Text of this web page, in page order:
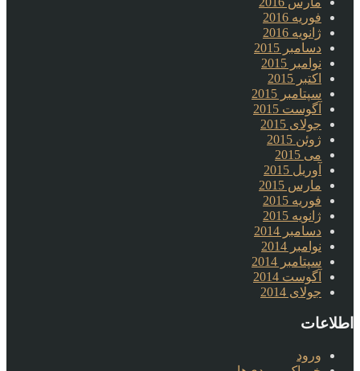
فوریه 2016
ژانویه 2016
دسامبر 2015
نوامبر 2015
اکتبر 2015
سپتامبر 2015
آگوست 2015
جولای 2015
ژوئن 2015
می 2015
آوریل 2015
مارس 2015
فوریه 2015
ژانویه 2015
دسامبر 2014
نوامبر 2014
سپتامبر 2014
آگوست 2014
جولای 2014
اطلاعات
ورود